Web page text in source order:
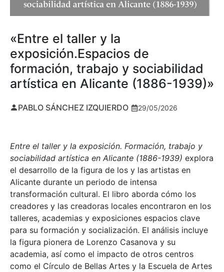
«Entre el taller y la
exposición.Espacios de
formación, trabajo y sociabilidad
artística en Alicante (1886-1939)»
PABLO SÁNCHEZ IZQUIERDO 29/05/2026
Entre el taller y la exposición. Formación, trabajo y
sociabilidad artística en Alicante (1886-1939) explora
el desarrollo de la figura de los y las artistas en
Alicante durante un periodo de intensa
transformación cultural. El libro aborda cómo los
creadores y las creadoras locales encontraron en los
talleres, academias y exposiciones espacios clave
para su formación y socialización. El análisis incluye
la figura pionera de Lorenzo Casanova y su
academia, así como el impacto de otros centros
como el Círculo de Bellas Artes y la Escuela de Artes